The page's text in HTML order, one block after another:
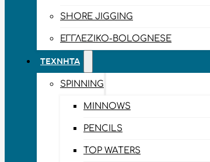
SHORE JIGGING
ΕΓΓΛΈΖΙΚΟ-BOLOGNESE
ΤΕΧΝΗΤΆ
SPINNING
MINNOWS
PENCILS
TOP WATERS